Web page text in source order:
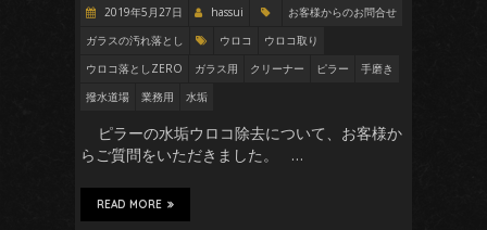
2019年5月27日 hassui
お客様からのお問合せ
ガラスの汚れ落とし
ウロコ
ウロコ取り
ウロコ落としZERO
ガラス用 クリーナー ピラー
手磨き
撥水道場
業務用 水垢
ピラーの水垢ウロコ除去について、お客様か
らご質問をいただきました。 …
READ MORE